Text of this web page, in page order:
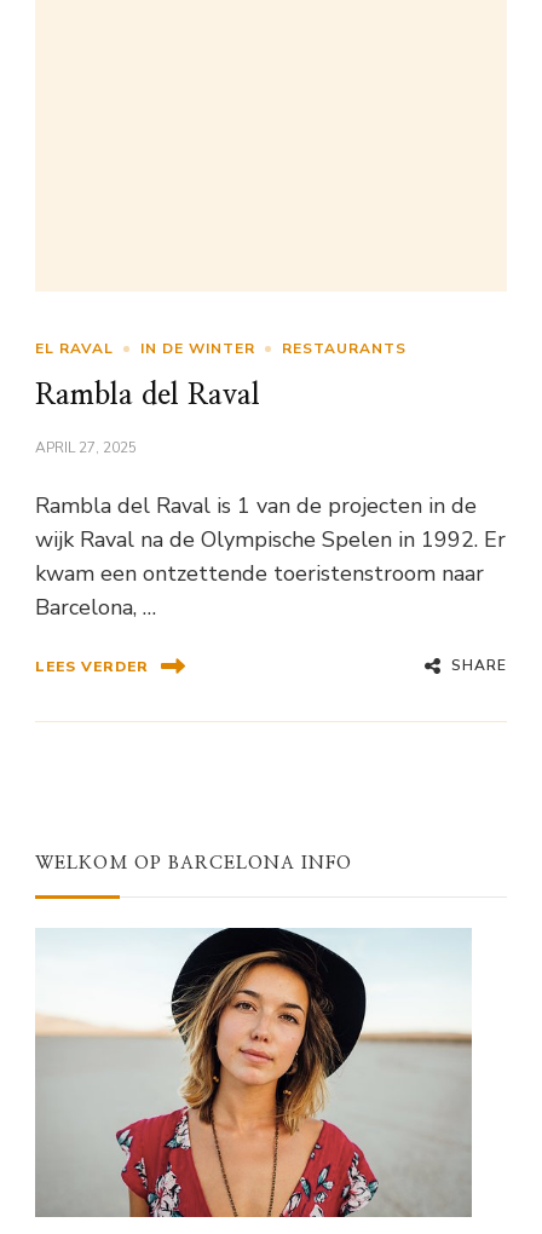
EL RAVAL IN DE WINTER RESTAURANTS
Rambla del Raval
APRIL 27, 2025
Rambla del Raval is 1 van de projecten in de
wijk Raval na de Olympische Spelen in 1992. Er
kwam een ontzettende toeristenstroom naar
Barcelona, …
LEES VERDER SHARE
WELKOM OP BARCELONA INFO